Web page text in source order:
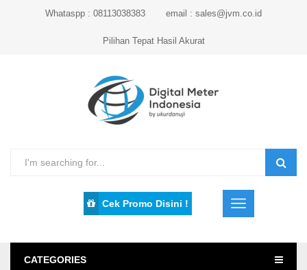
Whataspp : 08113038383 email : sales@jvm.co.id
Pilihan Tepat Hasil Akurat
Cek Promo Disini !
CATEGORIES